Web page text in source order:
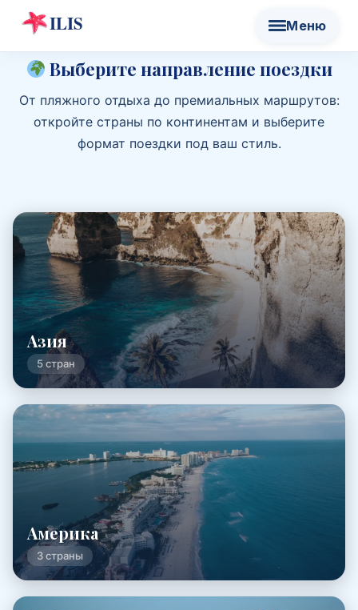
Выберите направление поездки
От пляжного отдыха до премиальных маршрутов:
откройте страны по континентам и выберите
формат поездки под ваш стиль.
Азия
5 стран
Америка
3 страны